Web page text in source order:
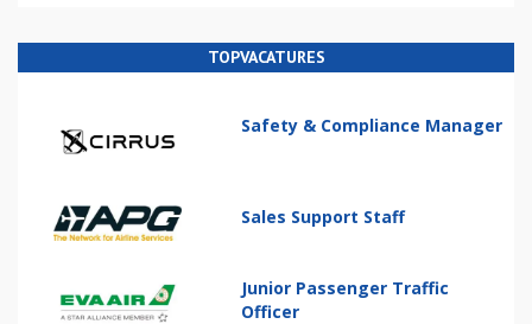
TOPVACATURES
Safety & Compliance Manager
Sales Support Staff
Junior Passenger Traffic
Officer